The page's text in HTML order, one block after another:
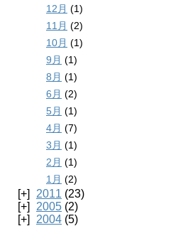
12月 (1)
11月 (2)
10月 (1)
9月 (1)
8月 (1)
6月 (2)
5月 (1)
4月 (7)
3月 (1)
2月 (1)
1月 (2)
2011 (23)
2005 (2)
2004 (5)